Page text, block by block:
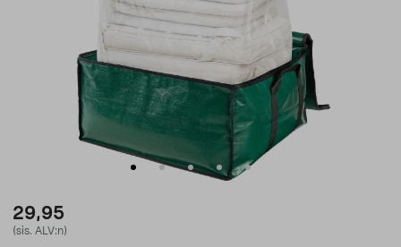
29,95
(sis. ALV:n)